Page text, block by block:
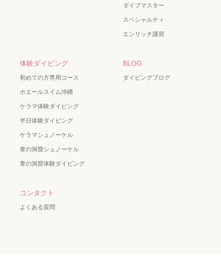
ダイブマスター
スペシャルティ
エンリッチ講習
体験ダイビング
初めての方専用コース
ホエールスイム沖縄
ケラマ体験ダイビング
半日体験ダイビング
ケラマシュノーケル
青の洞窟シュノーケル
青の洞窟体験ダイビング
BLOG
ダイビングブログ
コンタクト
よくある質問